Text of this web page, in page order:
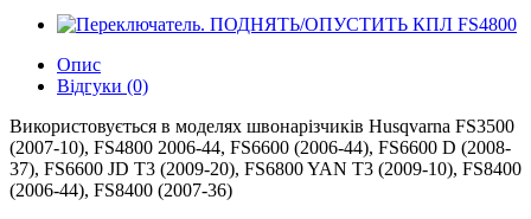
Опис
Відгуки (0)
Використовується в моделях швонарізчиків Husqvarna FS3500
(2007-10), FS4800 2006-44, FS6600 (2006-44), FS6600 D (2008-
37), FS6600 JD T3 (2009-20), FS6800 YAN T3 (2009-10), FS8400
(2006-44), FS8400 (2007-36)